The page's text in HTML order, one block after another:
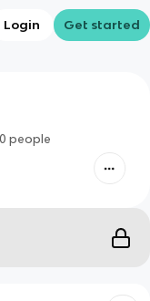
Login Get started
0 people